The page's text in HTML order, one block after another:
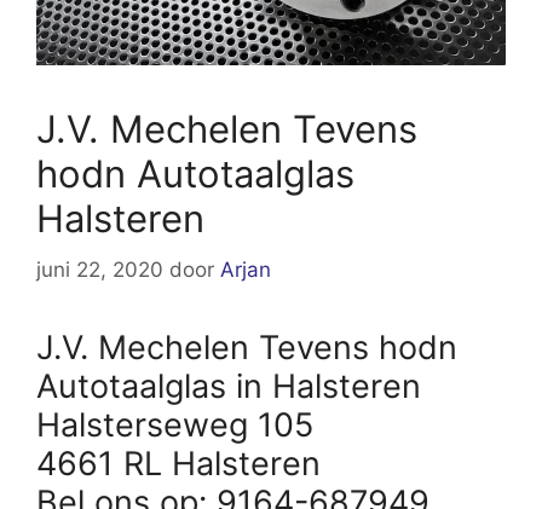
J.V. Mechelen Tevens
hodn Autotaalglas
Halsteren
juni 22, 2020 door Arjan
J.V. Mechelen Tevens hodn
Autotaalglas in Halsteren
Halsterseweg 105
4661 RL Halsteren